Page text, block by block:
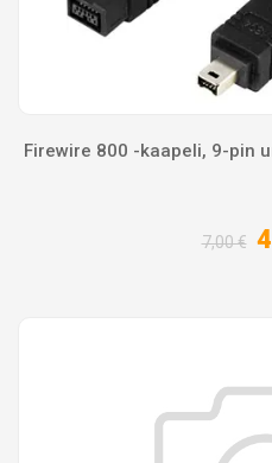
Firewire 800 -kaapeli, 9-pin
7,00 €